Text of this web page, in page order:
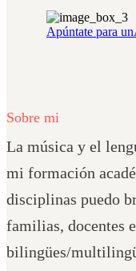
Apúntate para un
Sobre mi
La música y el
mi formación
disciplinas puedo
familias, docentes
bilingües/